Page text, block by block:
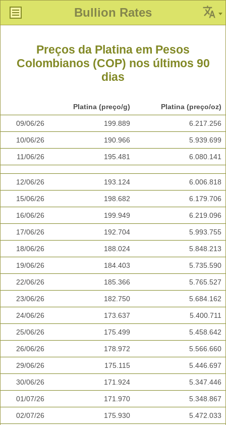
Bullion Rates
Preços da Platina em Pesos
Colombianos (COP) nos últimos 90
dias
Platina (preço/g) Platina (preço/oz)
09/06/26 199.889 6.217.256
10/06/26 190.966 5.939.699
11/06/26 195.481 6.080.141
12/06/26 193.124 6.006.818
15/06/26 198.682 6.179.706
16/06/26 199.949 6.219.096
17/06/26 192.704 5.993.755
18/06/26 188.024 5.848.213
19/06/26 184.403 5.735.590
22/06/26 185.366 5.765.527
23/06/26 182.750 5.684.162
24/06/26 173.637 5.400.711
25/06/26 175.499 5.458.642
26/06/26 178.972 5.566.660
29/06/26 175.115 5.446.697
30/06/26 171.924 5.347.446
01/07/26 171.970 5.348.867
02/07/26 175.930 5.472.033